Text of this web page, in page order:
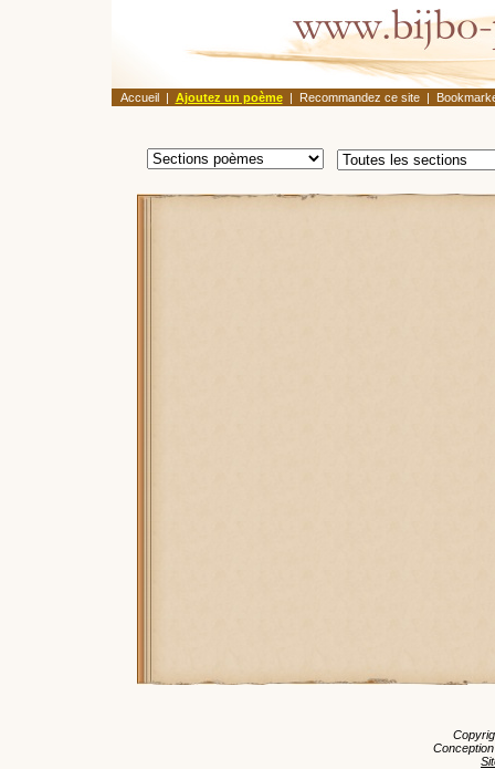
Accueil| Ajoutez un poème| Recommandez ce site|